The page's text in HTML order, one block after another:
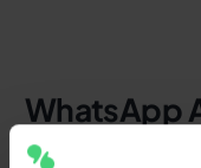
WhatsApp
Anfragen